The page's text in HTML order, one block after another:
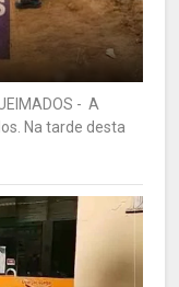
- A
Na tarde desta